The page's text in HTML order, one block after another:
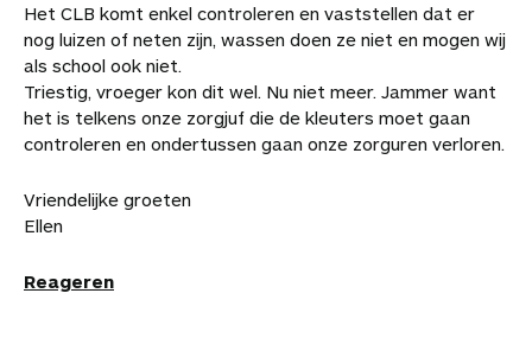
Het CLB komt enkel controleren en vaststellen dat er
nog luizen of neten zijn, wassen doen ze niet en mogen wij
als school ook niet.
Triestig, vroeger kon dit wel. Nu niet meer. Jammer want
het is telkens onze zorgjuf die de kleuters moet gaan
controleren en ondertussen gaan onze zorguren verloren.
Vriendelijke groeten
Ellen
Reageren